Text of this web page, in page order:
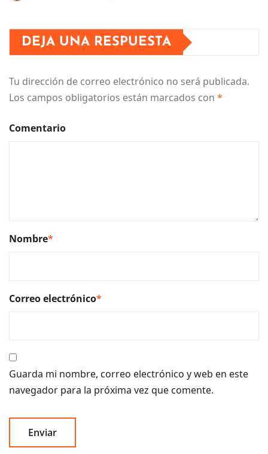
DEJA UNA RESPUESTA
Tu dirección de correo electrónico no será publicada.
Los campos obligatorios están marcados con *
Comentario
Nombre*
Correo electrónico*
Guarda mi nombre, correo electrónico y web en este
navegador para la próxima vez que comente.